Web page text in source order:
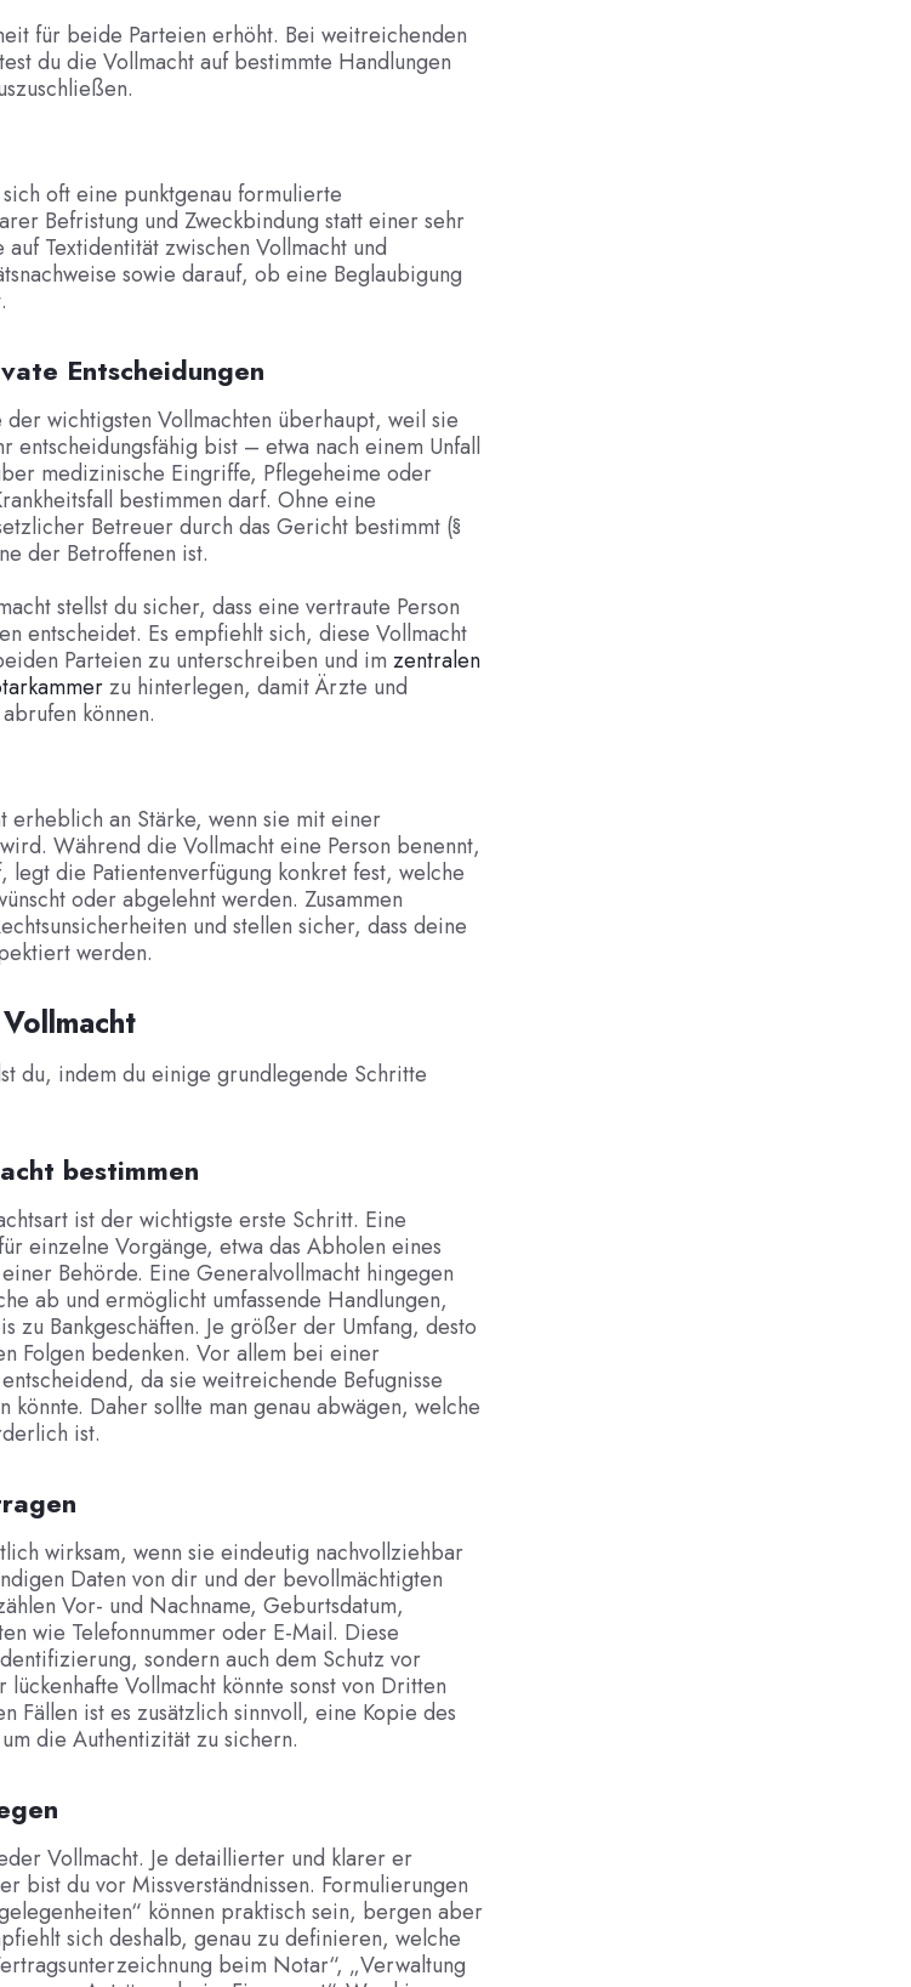
für beide Parteien erhöht. Bei weitreichenden
du die Vollmacht auf bestimmte Handlungen
oft eine punktgenau formulierte
Befristung und Zweckbindung statt einer sehr
Textidentität zwischen Vollmacht und
sowie darauf, ob eine Beglaubigung
Entscheidungen
wichtigsten Vollmachten überhaupt, weil sie
entscheidungsfähig bist – etwa nach einem Unfall
medizinische Eingriffe, Pflegeheime oder
bestimmen darf. Ohne eine
Betreuer durch das Gericht bestimmt (§
der Betroffenen ist.
stellst du sicher, dass eine vertraute Person
entscheidet. Es empfiehlt sich, diese Vollmacht
Parteien zu unterschreiben und im zentralen
zu hinterlegen, damit Ärzte und
können.
erheblich an Stärke, wenn sie mit einer
Während die Vollmacht eine Person benennt,
die Patientenverfügung konkret fest, welche
oder abgelehnt werden. Zusammen
und stellen sicher, dass deine
werden.
du, indem du einige grundlegende Schritte
bestimmen
ist der wichtigste erste Schritt. Eine
einzelne Vorgänge, etwa das Abholen eines
Behörde. Eine Generalvollmacht hingegen
ab und ermöglicht umfassende Handlungen,
zu Bankgeschäften. Je größer der Umfang, desto
Folgen bedenken. Vor allem bei einer
da sie weitreichende Befugnisse
könnte. Daher sollte man genau abwägen, welche
ist.
wirksam, wenn sie eindeutig nachvollziehbar
Daten von dir und der bevollmächtigten
Vor- und Nachname, Geburtsdatum,
wie Telefonnummer oder E-Mail. Diese
sondern auch dem Schutz vor
Vollmacht könnte sonst von Dritten
Fällen ist es zusätzlich sinnvoll, eine Kopie des
die Authentizität zu sichern.
Vollmacht. Je detaillierter und klarer er
bist du vor Missverständnissen. Formulierungen
können praktisch sein, bergen aber
sich deshalb, genau zu definieren, welche
beim Notar“, „Verwaltung